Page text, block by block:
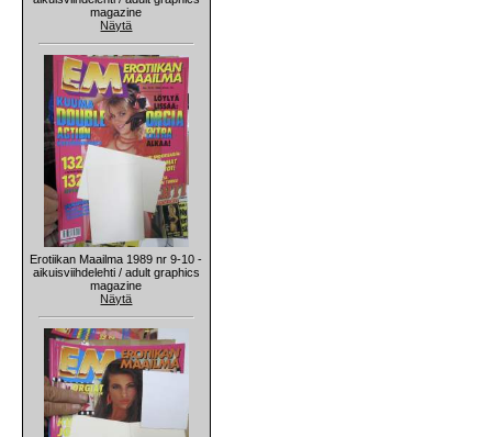
magazine
Näytä
Erotiikan Maailma 1989 nr 9-10 -
aikuisviihdelehti / adult graphics
magazine
Näytä